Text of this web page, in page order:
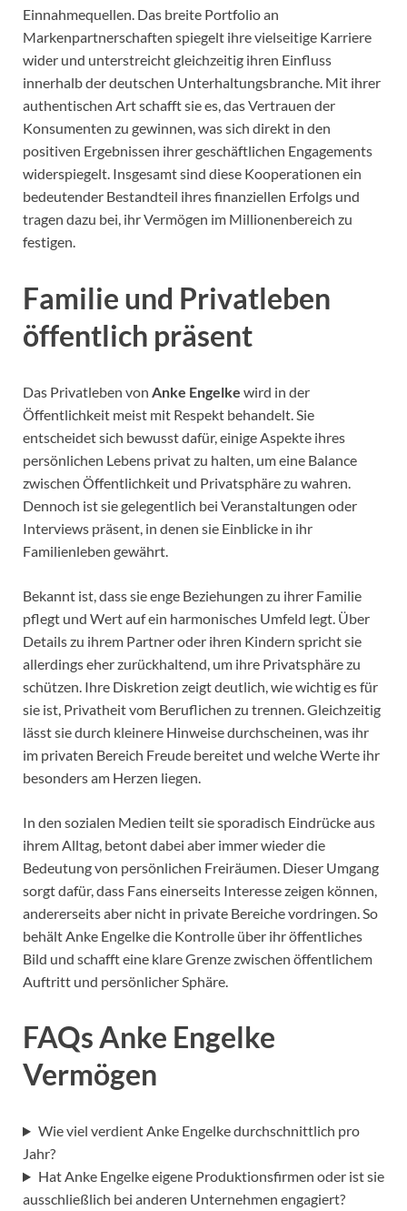
Einnahmequellen. Das breite Portfolio an
Markenpartnerschaften spiegelt ihre vielseitige Karriere
wider und unterstreicht gleichzeitig ihren Einfluss
innerhalb der deutschen Unterhaltungsbranche. Mit ihrer
authentischen Art schafft sie es, das Vertrauen der
Konsumenten zu gewinnen, was sich direkt in den
positiven Ergebnissen ihrer geschäftlichen Engagements
widerspiegelt. Insgesamt sind diese Kooperationen ein
bedeutender Bestandteil ihres finanziellen Erfolgs und
tragen dazu bei, ihr Vermögen im Millionenbereich zu
festigen.
Familie und Privatleben
öffentlich präsent
Das Privatleben von Anke Engelke wird in der
Öffentlichkeit meist mit Respekt behandelt. Sie
entscheidet sich bewusst dafür, einige Aspekte ihres
persönlichen Lebens privat zu halten, um eine Balance
zwischen Öffentlichkeit und Privatsphäre zu wahren.
Dennoch ist sie gelegentlich bei Veranstaltungen oder
Interviews präsent, in denen sie Einblicke in ihr
Familienleben gewährt.
Bekannt ist, dass sie enge Beziehungen zu ihrer Familie
pflegt und Wert auf ein harmonisches Umfeld legt. Über
Details zu ihrem Partner oder ihren Kindern spricht sie
allerdings eher zurückhaltend, um ihre Privatsphäre zu
schützen. Ihre Diskretion zeigt deutlich, wie wichtig es für
sie ist, Privatheit vom Beruflichen zu trennen. Gleichzeitig
lässt sie durch kleinere Hinweise durchscheinen, was ihr
im privaten Bereich Freude bereitet und welche Werte ihr
besonders am Herzen liegen.
In den sozialen Medien teilt sie sporadisch Eindrücke aus
ihrem Alltag, betont dabei aber immer wieder die
Bedeutung von persönlichen Freiräumen. Dieser Umgang
sorgt dafür, dass Fans einerseits Interesse zeigen können,
andererseits aber nicht in private Bereiche vordringen. So
behält Anke Engelke die Kontrolle über ihr öffentliches
Bild und schafft eine klare Grenze zwischen öffentlichem
Auftritt und persönlicher Sphäre.
FAQs Anke Engelke
Vermögen
Wie viel verdient Anke Engelke durchschnittlich pro
Jahr?
Hat Anke Engelke eigene Produktionsfirmen oder ist sie
ausschließlich bei anderen Unternehmen engagiert?